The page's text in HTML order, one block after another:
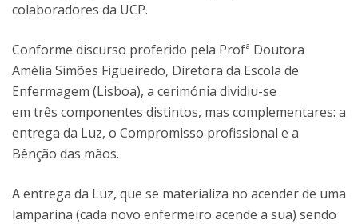
colaboradores da UCP.
Conforme discurso proferido pela Profª Doutora
Amélia Simões Figueiredo, Diretora da Escola de
Enfermagem (Lisboa), a cerimónia dividiu-se
em três componentes distintos, mas complementares: a
entrega da Luz, o Compromisso profissional e a
Bênção das mãos.
A entrega da Luz, que se materializa no acender de uma
lamparina (cada novo enfermeiro acende a sua) sendo